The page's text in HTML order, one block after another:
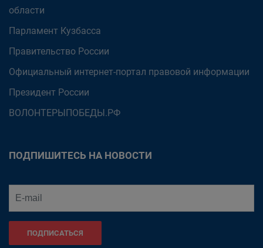
области
Парламент Кузбасса
Правительство России
Официальный интернет-портал правовой информации
Президент России
ВОЛОНТЕРЫПОБЕДЫ.РФ
ПОДПИШИТЕСЬ НА НОВОСТИ
ПОДПИСАТЬСЯ